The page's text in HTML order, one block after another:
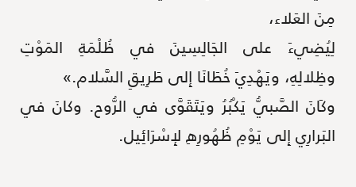
مِنَ العَلاء،
لِيُضِيءَ على الجَالِسِينَ في ظُلْمَةِ المَوْتِ
وظِلالِهِ، ويَهْدِيَ خُطَانَا إِلى طَرِيقِ السَّلام.»
وكَانَ الصَّبيُّ يَكْبُرُ ويَتَقَوَّى في الرُّوح. وكانَ في
البَرارِي إِلى يَوْمِ ظُهُورِهِ لإِسْرَائِيل.